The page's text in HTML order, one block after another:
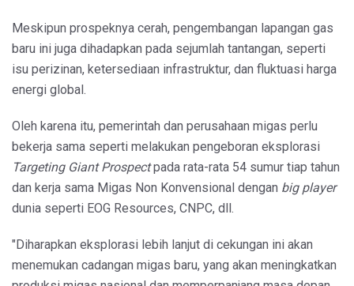
Meskipun prospeknya cerah, pengembangan lapangan gas
baru ini juga dihadapkan pada sejumlah tantangan, seperti
isu perizinan, ketersediaan infrastruktur, dan fluktuasi harga
energi global.
Oleh karena itu, pemerintah dan perusahaan migas perlu
bekerja sama seperti melakukan pengeboran eksplorasi
Targeting Giant Prospectpada rata-rata 54 sumur tiap tahun
dan kerja sama Migas Non Konvensional dengan big player
dunia seperti EOG Resources, CNPC, dll.
"Diharapkan eksplorasi lebih lanjut di cekungan ini akan
menemukan cadangan migas baru, yang akan meningkatkan